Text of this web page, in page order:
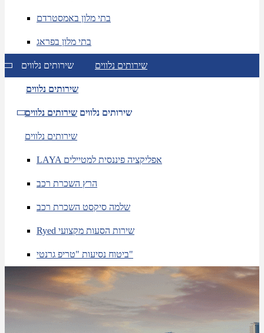
בתי מלון באמסטרדם
בתי מלון בפראג
שירותים נלווים שירותים נלווים
שירותים נלווים
שירותים נלווים שירותים נלווים
שירותים נלווים
LAYA אפליקציה פיננסית למטיילים
הרץ השכרת רכב
שלמה סיקסט השכרת רכב
Ryed שירות הסעות מקצועי
ביטוח נסיעות "טריפ גרנטי"